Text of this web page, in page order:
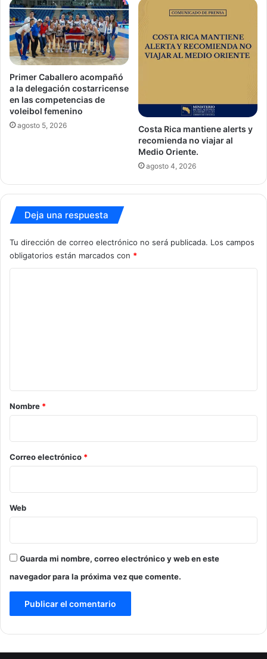
Primer Caballero acompañó
a la delegación costarricense
en las competencias de
voleibol femenino
agosto 5, 2026
Costa Rica mantiene alerts y
recomienda no viajar al
Medio Oriente.
agosto 4, 2026
Deja una respuesta
Tu dirección de correo electrónico no será publicada. Los campos
obligatorios están marcados con *
r
o
*
Nombre *
Correo electrónico *
Web
Guarda mi nombre, correo electrónico y web en este
navegador para la próxima vez que comente.